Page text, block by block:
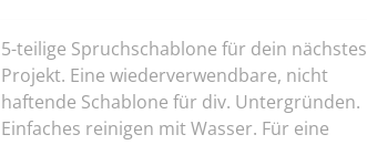
5-teilige Spruchschablone für dein nächstes
Projekt. Eine wiederverwendbare, nicht
haftende Schablone für div. Untergründen.
Einfaches reinigen mit Wasser. Für eine